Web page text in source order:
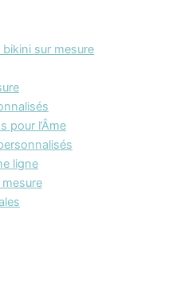
sur mesure
pour l’Âme
ligne
mesure